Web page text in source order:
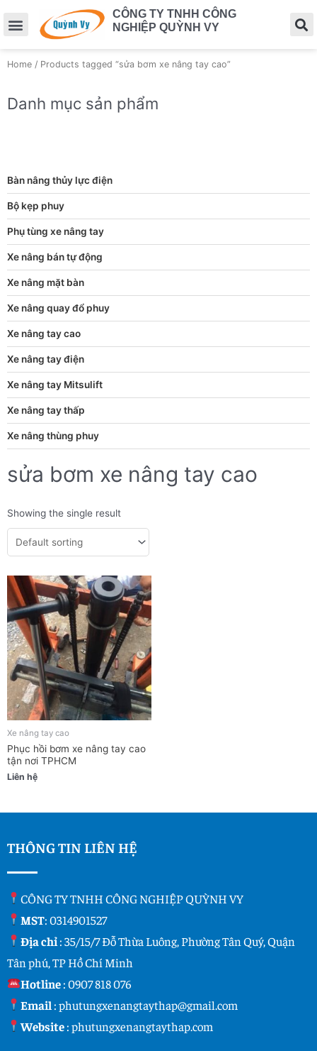
CÔNG TY TNHH CÔNG
NGHIỆP QUỲNH VY
Home / Products tagged “sửa bơm xe nâng tay cao”
Danh mục sản phẩm
Bàn nâng thủy lực điện
Bộ kẹp phuy
Phụ tùng xe nâng tay
Xe nâng bán tự động
Xe nâng mặt bàn
Xe nâng quay đổ phuy
Xe nâng tay cao
Xe nâng tay điện
Xe nâng tay Mitsulift
Xe nâng tay thấp
Xe nâng thùng phuy
sửa bơm xe nâng tay cao
Showing the single result
Xe nâng tay cao
Phục hồi bơm xe nâng tay cao
tận nơi TPHCM
Liên hệ
THÔNG TIN LIÊN HỆ
CÔNG TY TNHH CÔNG NGHIỆP QUỲNH VY
MST: 0314901527
Địa chỉ: 35/15/7 Đỗ Thừa Luông, Phường Tân Quý, Quận
Tân phú, TP Hồ Chí Minh
Hotline:0907 818 076
Email :phutungxenangtaythap@gmail.com
Website:phutungxenangtaythap.com